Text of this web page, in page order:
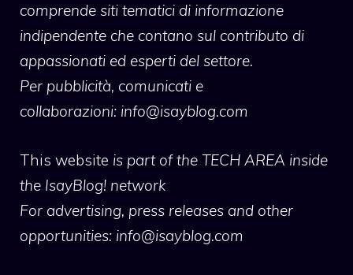
comprende siti tematici di informazione
indipendente che contano sul contributo di
appassionati ed esperti del settore.
Per pubblicità, comunicati e
collaborazioni: info@isayblog.com
This website is part of the TECH AREA inside
the IsayBlog! network
For advertising, press releases and other
opportunities: info@isayblog.com